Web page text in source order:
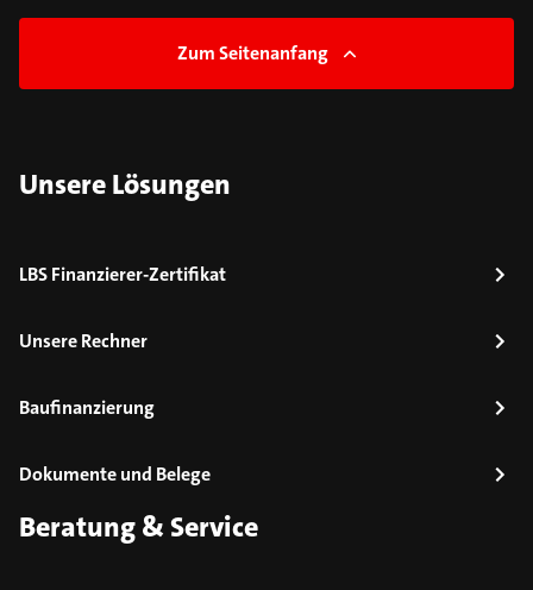
Zum Seitenanfang
Unsere Lösungen
LBS Finanzierer-Zertifikat
Unsere Rechner
Baufinanzierung
Dokumente und Belege
Beratung & Service